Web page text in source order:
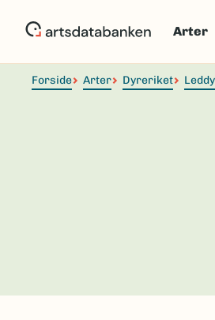
Arter
Forside Arter Dyreriket